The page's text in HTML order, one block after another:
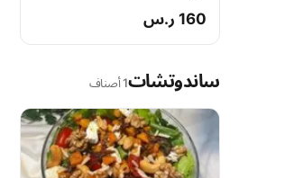
160 ر.س
ساندوتشات1 أصناف